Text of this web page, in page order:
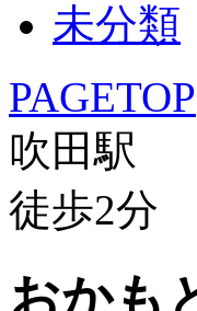
未分類
PAGETOP
吹田駅
徒歩2分
おかも